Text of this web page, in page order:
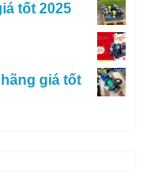
tốt 2025
giá tốt